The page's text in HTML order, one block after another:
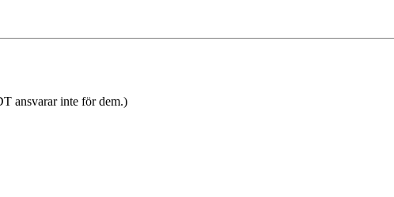
ansvarar inte för dem.)